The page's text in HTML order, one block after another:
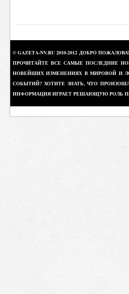
© GAZETA-NV.RU 2010-2012 ДОБРО
ПРОЧИТАЙТЕ ВСЕ САМЫЕ ПОСЛЕДНИЕ
НОВЕЙШИХ ИЗМЕНЕНИЯХ В МИРОВОЙ И
СОБЫТИЙ? ХОТИТЕ ЗНАТЬ, ЧТО
ИНФОРМАЦИЯ ИГРАЕТ РЕШАЮЩУЮ РОЛЬ